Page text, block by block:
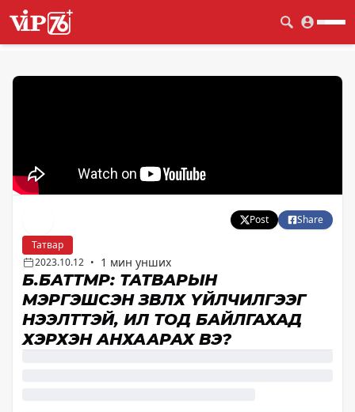
Post
Share
Татвар
2023.10.12 • 1 мин унших
Б.БАТТӨМӨР: ТАТВАРЫН
МЭРГЭШСЭН ЗӨВЛӨХ ҮЙЛЧИЛГЭЭГ
НЭЭЛТТЭЙ, ИЛ ТОД БАЙЛГАХАД
ХЭРХЭН АНХААРАХ ВЭ?